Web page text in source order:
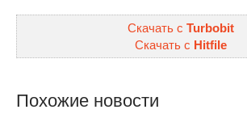
Скачать с Turbobit
Скачать с Hitfile
Похожие новости